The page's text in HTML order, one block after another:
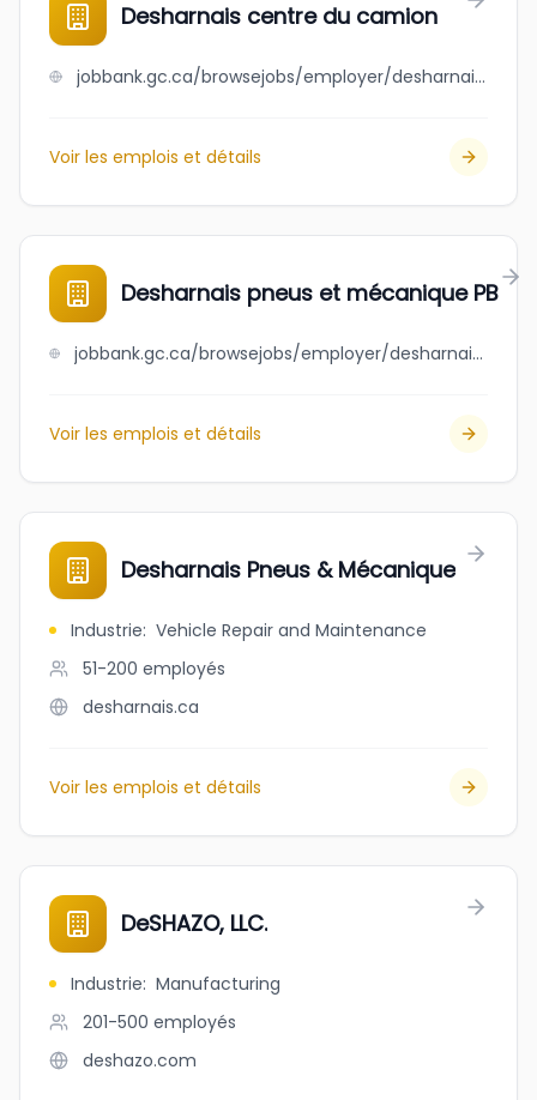
Desharnais centre du camion
jobbank.gc.ca/browsejobs/employer/desharnais+centre+du+camion/ca
Voir les emplois et détails
Desharnais pneus et mécanique PB
jobbank.gc.ca/browsejobs/employer/desharnais+pneus+et+m%C3%A9canique+pb/ca
Voir les emplois et détails
Desharnais Pneus & Mécanique
Industrie: Vehicle Repair and Maintenance
51-200 employés
desharnais.ca
Voir les emplois et détails
DeSHAZO, LLC.
Industrie: Manufacturing
201-500 employés
deshazo.com